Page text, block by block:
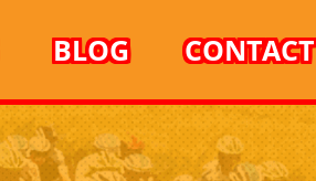
BLOG CONTACT